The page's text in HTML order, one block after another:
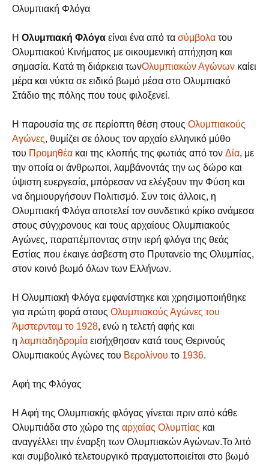
Ολυμπιακή Φλόγα
Η Ολυμπιακή Φλόγα είναι ένα από τα σύμβολα του
Ολυμπιακού Κινήματος με οικουμενική απήχηση και
σημασία. Κατά τη διάρκεια τωνΟλυμπιακών Αγώνων καίει
μέρα και νύκτα σε ειδικό βωμό μέσα στο Ολυμπιακό
Στάδιο της πόλης που τους φιλοξενεί.
Η παρουσία της σε περίοπτη θέση στους Ολυμπιακούς
Αγώνες, θυμίζει σε όλους τον αρχαίο ελληνικό μύθο
του Προμηθέα και της κλοπής της φωτιάς από τον Δία, με
την οποία οι άνθρωποι, λαμβάνοντάς την ως δώρο και
ύψιστη ευεργεσία, μπόρεσαν να ελέγξουν την Φύση και
να δημιουργήσουν Πολιτισμό. Συν τοις άλλοις, η
Ολυμπιακή Φλόγα αποτελεί τον συνδετικό κρίκο ανάμεσα
στους σύγχρονους και τους αρχαίους Ολυμπιακούς
Αγώνες, παραπέμποντας στην ιερή φλόγα της θεάς
Εστίας που έκαιγε άσβεστη στο Πρυτανείο της Ολυμπίας,
στον κοινό βωμό όλων των Ελλήνων.
Η Ολυμπιακή Φλόγα εμφανίστηκε και χρησιμοποιήθηκε
για πρώτη φορά στους Ολυμπιακούς Αγώνες του
Άμστερνταμ το 1928, ενώ η τελετή αφής και
η λαμπαδηδρομία εισήχθησαν κατά τους Θερινούς
Ολυμπιακούς Αγώνες του Βερολίνου το 1936.
Αφή της Φλόγας
Η Αφή της Ολυμπιακής φλόγας γίνεται πριν από κάθε
Ολυμπιάδα στο χώρο της αρχαίας Ολυμπίας και
αναγγέλλει την έναρξη των Ολυμπιακών Αγώνων.Το λιτό
και συμβολικό τελετουργικό πραγματοποιείται στο βωμό